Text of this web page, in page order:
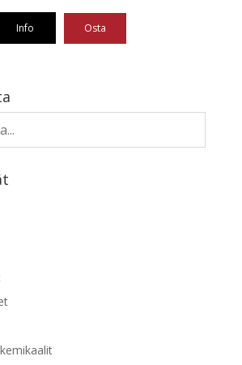
59,71 €.
53,74 €.
Info Osta